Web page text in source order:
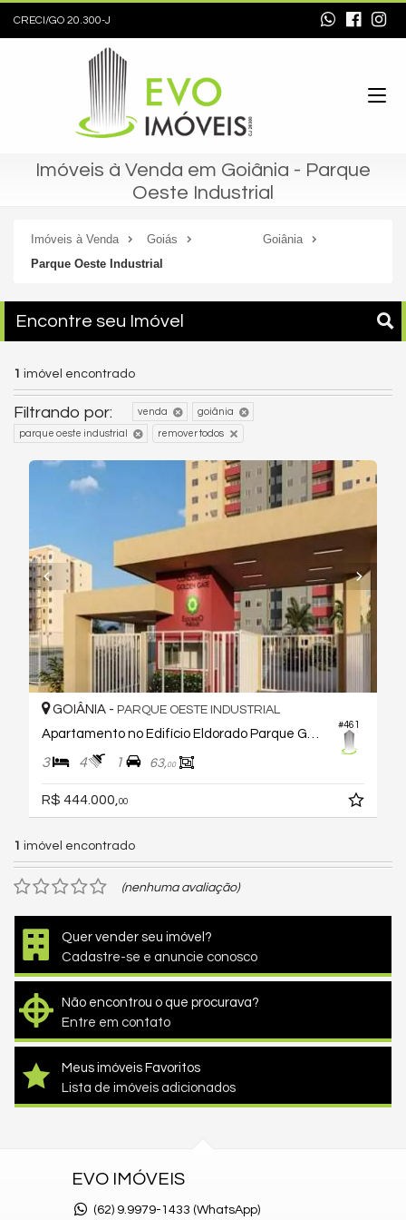
CRECI/GO 20.300-J
Imóveis à Venda em Goiânia - Parque
Oeste Industrial
Imóveis à Venda Goiás
Goiânia
Parque Oeste Industrial
Encontre seu Imóvel
1 imóvel encontrado
Filtrando por: venda goiânia
parque oeste industrial remover todos
#461
GOIÂNIA - PARQUE OESTE INDUSTRIAL
Apartamento no Edifício Eldorado Parque Golden Gate
3 4 1 63,00
R$ 444.000, 00
1 imóvel encontrado
(nenhuma avaliação)
Quer vender seu imóvel?
Cadastre-se e anuncie conosco
Não encontrou o que procurava?
Entre em contato
Meus imóveis Favoritos
Lista de imóveis adicionados
EVO IMÓVEIS
(62) 9.9979-1433 (WhatsApp)